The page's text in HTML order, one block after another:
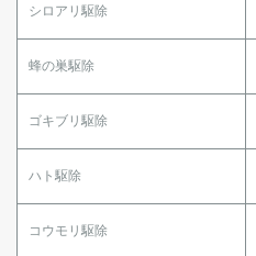
シロアリ駆除
蜂の巣駆除
ゴキブリ駆除
ハト駆除
コウモリ駆除